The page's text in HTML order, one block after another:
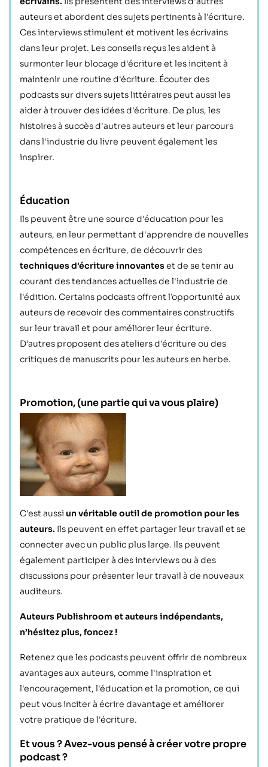
auteurs et abordent des sujets pertinents à l'écriture.
Ces interviews stimulent et motivent les écrivains
dans leur projet. Les conseils reçus les aident à
surmonter leur blocage d'écriture et les incitent à
maintenir une routine d'écriture. Écouter des
podcasts sur divers sujets littéraires peut aussi les
aider à trouver des idées d'écriture. De plus, les
histoires à succès d'autres auteurs et leur parcours
dans l'industrie du livre peuvent également les
inspirer.
Éducation
Ils peuvent être une source d'éducation pour les
auteurs, en leur permettant d'apprendre de nouvelles
compétences en écriture, de découvrir des
techniques d'écriture innovanteset de se tenir au
courant des tendances actuelles de l'industrie de
l'édition. Certains podcasts offrent l’opportunité aux
auteurs de recevoir des commentaires constructifs
sur leur travail et pour améliorer leur écriture.
D’autres proposent des ateliers d'écriture ou des
critiques de manuscrits pour les auteurs en herbe.
Promotion,(une partie qui va vous plaire)
C'est aussi un véritable outil de promotion pour les
auteurs. Ils peuvent en effet partager leur travail et se
connecter avec un public plus large. Ils peuvent
également participer à des interviews ou à des
discussions pour présenter leur travail à de nouveaux
auditeurs.
Auteurs Publishroom et auteurs indépendants,
n’hésitez plus, foncez !
Retenez que les podcasts peuvent offrir de nombreux
avantages aux auteurs, comme l'inspiration et
l'encouragement, l'éducation et la promotion, ce qui
peut vous inciter à écrire davantage et améliorer
votre pratique de l'écriture.
Et vous ? Avez-vous pensé à créer votre propre
podcast ?